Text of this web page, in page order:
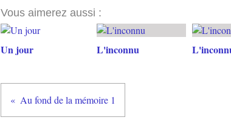
Vous aimerez aussi :
Un jour L'inconnu
Au fond de la mémoire 1